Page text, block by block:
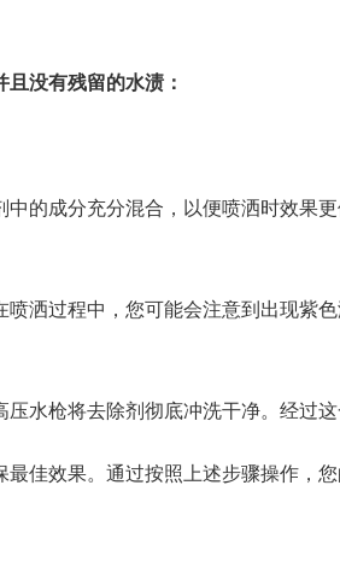
没有残留的水渍：
的成分充分混合，以便喷洒时效果
洒过程中，您可能会注意到出现紫
水枪将去除剂彻底冲洗干净。经过
佳效果。通过按照上述步骤操作，